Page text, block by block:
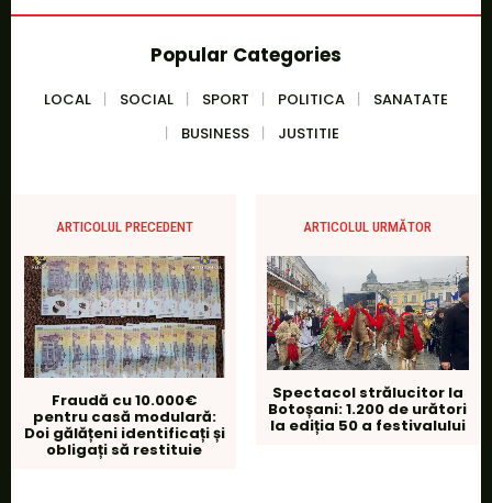
Popular Categories
LOCAL SOCIAL SPORT POLITICA
SANATATE
BUSINESS
JUSTITIE
ARTICOLUL PRECEDENT
Fraudă cu 10.000€
pentru casă modulară:
Doi gălățeni identificați și
obligați să restituie
ARTICOLUL URMĂTOR
Spectacol strălucitor la
Botoșani: 1.200 de urători
la ediția 50 a festivalului